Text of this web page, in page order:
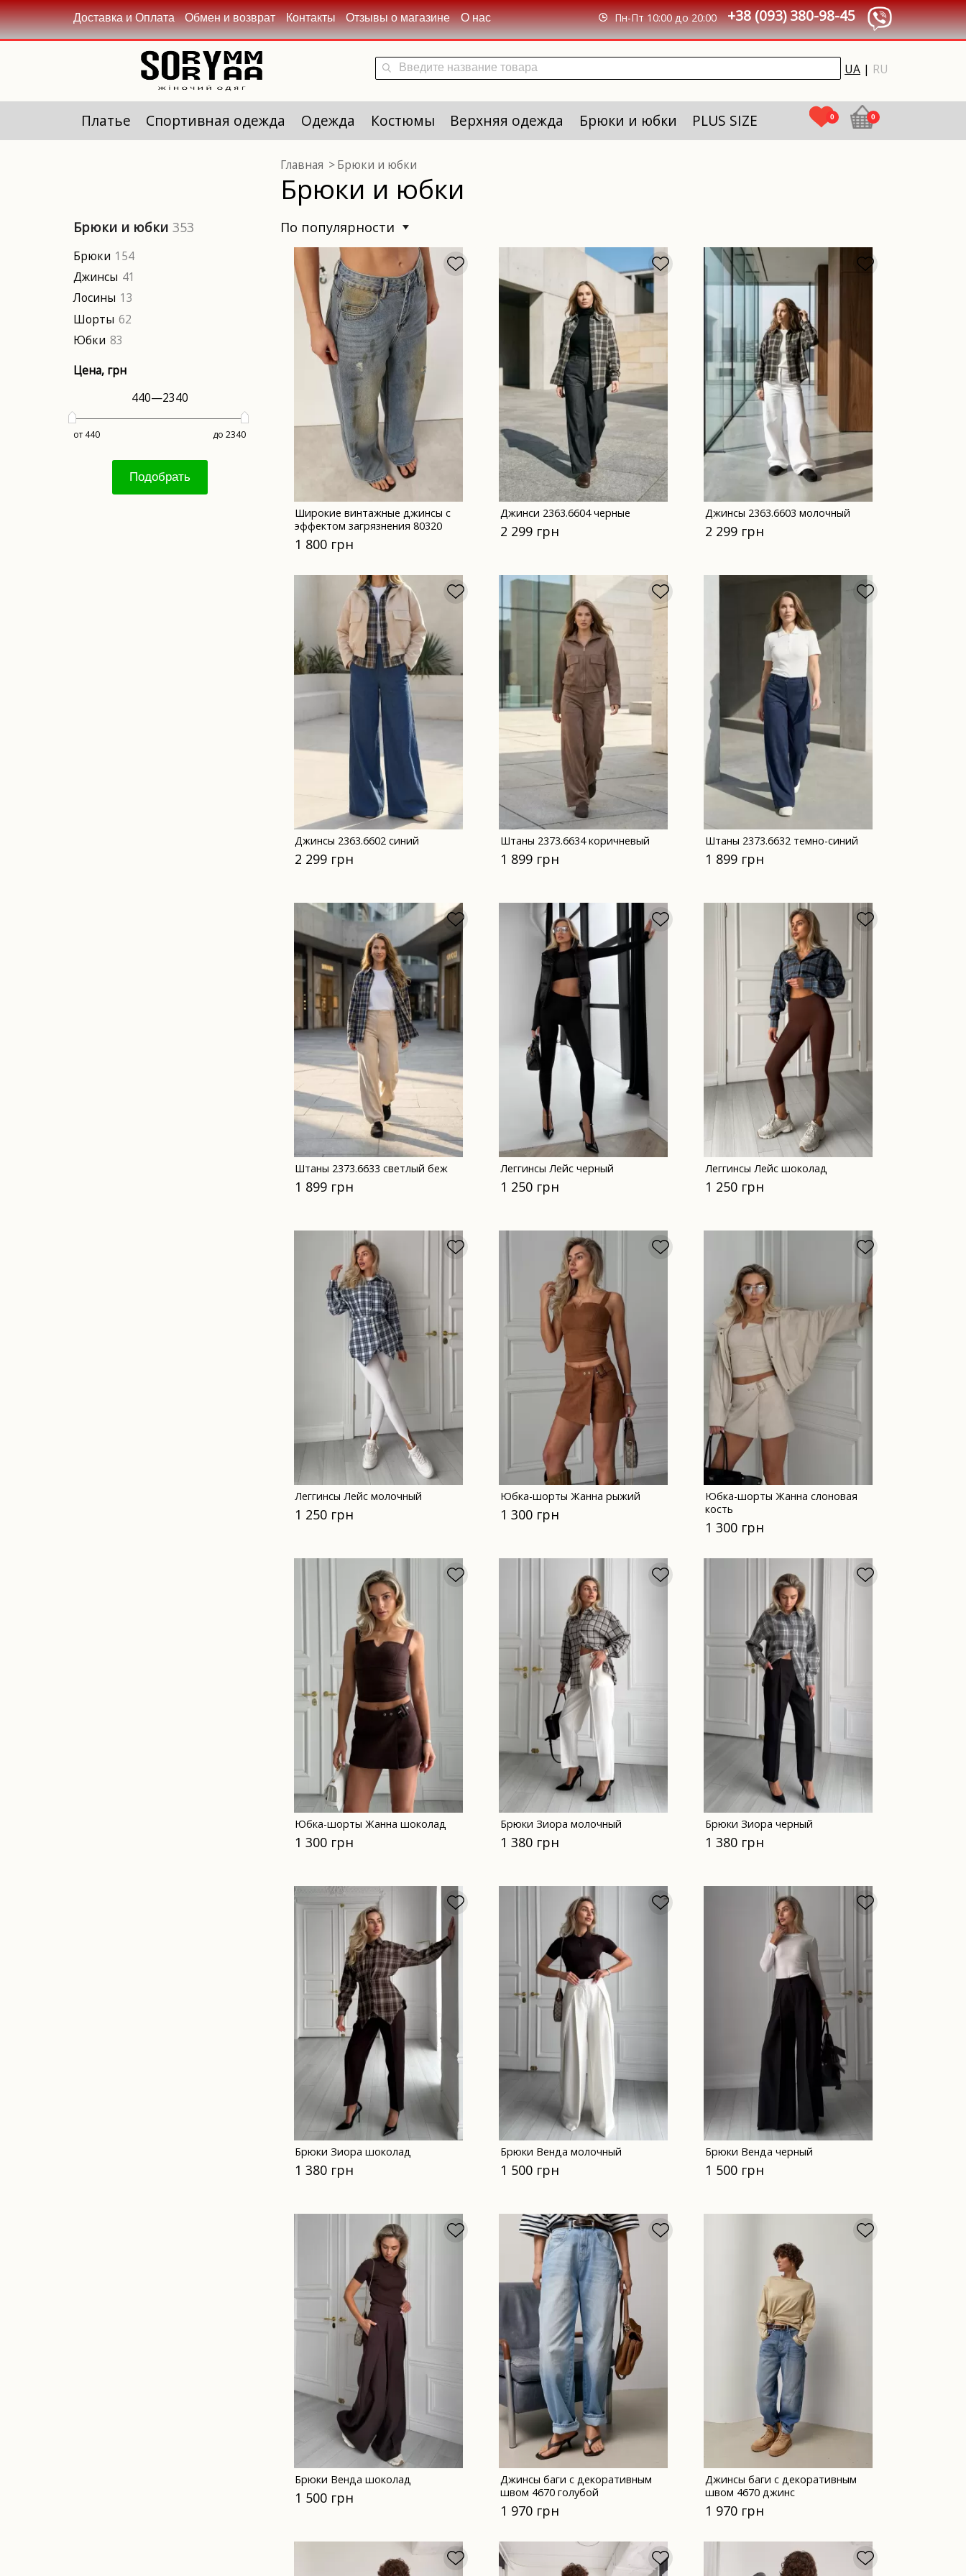
Доставка и Оплата Обмен и возврат Контакты Отзывы о магазине О нас +38 (093) 380-98-45
Пн-Пт 10:00 до 20:00
UA | RU
Платье Спортивная одежда Одежда Костюмы Верхняя одежда Брюки и юбки PLUS SIZE 0 0
Главная Брюки и юбки
Брюки и юбки
Брюки и юбки 353
Брюки 154
Джинсы 41
Лосины 13
Шорты 62
Юбки 83
по популярности
Цена, грн
440—2340
от 440 до 2340
Подобрать
Широкие винтажные джинсы с
эффектом загрязнения 80320
1 800 грн
Джинси 2363.6604 черные
2 299 грн
Джинсы 2363.6603 молочный
2 299 грн
Джинсы 2363.6602 синий
2 299 грн
Штаны 2373.6634 коричневый
1 899 грн
Штаны 2373.6632 темно-синий
1 899 грн
Штаны 2373.6633 светлый беж
1 899 грн
Леггинсы Лейс черный
1 250 грн
Леггинсы Лейс шоколад
1 250 грн
Леггинсы Лейс молочный
1 250 грн
Юбка-шорты Жанна рыжий
1 300 грн
Юбка-шорты Жанна слоновая
кость
1 300 грн
Юбка-шорты Жанна шоколад
1 300 грн
Брюки Зиора молочный
1 380 грн
Брюки Зиора черный
1 380 грн
Брюки Зиора шоколад
1 380 грн
Брюки Венда молочный
1 500 грн
Брюки Венда черный
1 500 грн
Брюки Венда шоколад
1 500 грн
Джинсы баги с декоративным
швом 4670 голубой
1 970 грн
Джинсы баги с декоративным
швом 4670 джинс
1 970 грн